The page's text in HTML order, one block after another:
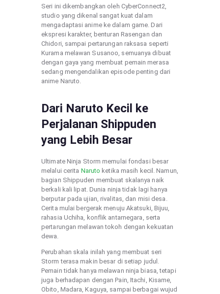
Seri ini dikembangkan oleh CyberConnect2,
studio yang dikenal sangat kuat dalam
mengadaptasi anime ke dalam game. Dari
ekspresi karakter, benturan Rasengan dan
Chidori, sampai pertarungan raksasa seperti
Kurama melawan Susanoo, semuanya dibuat
dengan gaya yang membuat pemain merasa
sedang mengendalikan episode penting dari
anime Naruto.
Dari Naruto Kecil ke
Perjalanan Shippuden
yang Lebih Besar
Ultimate Ninja Storm memulai fondasi besar
melalui cerita Naruto ketika masih kecil. Namun,
bagian Shippuden membuat skalanya naik
berkali kali lipat. Dunia ninja tidak lagi hanya
berputar pada ujian, rivalitas, dan misi desa.
Cerita mulai bergerak menuju Akatsuki, Bijuu,
rahasia Uchiha, konflik antarnegara, serta
pertarungan melawan tokoh dengan kekuatan
dewa.
Perubahan skala inilah yang membuat seri
Storm terasa makin besar di setiap judul.
Pemain tidak hanya melawan ninja biasa, tetapi
juga berhadapan dengan Pain, Itachi, Kisame,
Obito, Madara, Kaguya, sampai berbagai wujud